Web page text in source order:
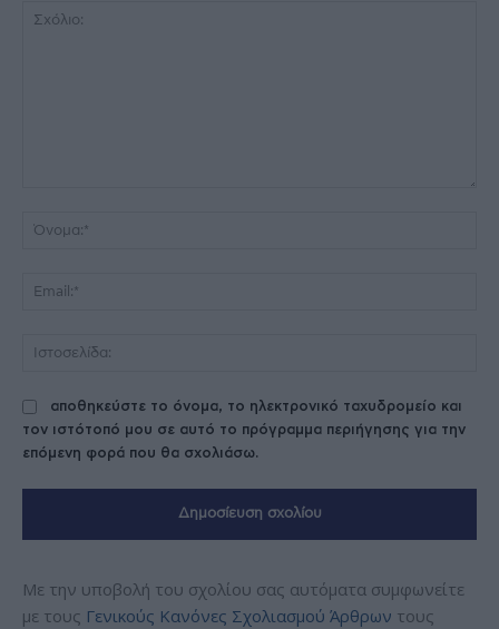
αποθηκεύστε το όνομα, το ηλεκτρονικό ταχυδρομείο και
τον ιστότοπό μου σε αυτό το πρόγραμμα περιήγησης για την
επόμενη φορά που θα σχολιάσω.
Με την υποβολή του σχολίου σας αυτόματα συμφωνείτε
με τους Γενικούς Κανόνες Σχολιασμού Άρθρων τους